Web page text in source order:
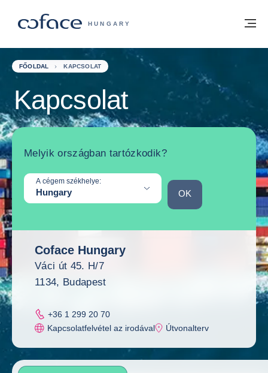
COFACE FOR TRADE - A COFACE
HUNGARY
Vissza a főoldalra
FŐOLDAL KAPCSOLAT
Kapcsolat
Melyik országban tartózkodik?
A cégem székhelye:
Hungary OK
OK
Coface Hungary
Váci út 45. H/7
1134, Budapest
+36 1 299 20 70
Kapcsolatfelvétel az irodával
Útvonalterv